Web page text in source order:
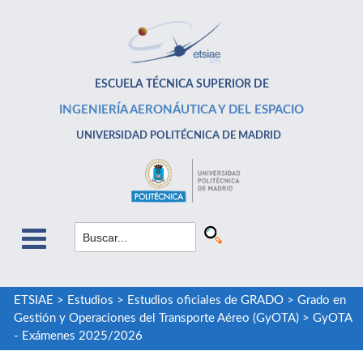
ESCUELA TÉCNICA SUPERIOR DE
INGENIERÍA AERONÁUTICA Y DEL ESPACIO
UNIVERSIDAD POLITÉCNICA DE MADRID
ETSIAE > Estudios > Estudios oficiales de GRADO> Grado en
Gestión y Operaciones del Transporte Aéreo (GyOTA)> GyOTA
- Exámenes 2025/2026